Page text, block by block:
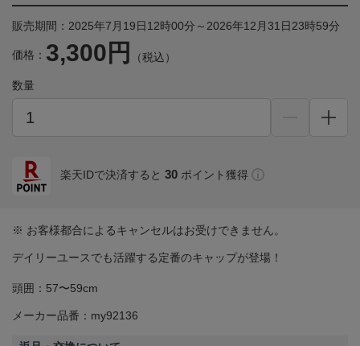
販売期間：2025年7月19日12時00分～2026年12月31日23時59分
価格： 3,300円 （税込）
数量
楽天IDで決済すると 30 ポイント獲得
※ お客様都合によるキャンセルはお受けできません。
デイリーユースでも活躍する定番のキャップが登場！
頭囲：57〜59cm
メーカー品番：my92136